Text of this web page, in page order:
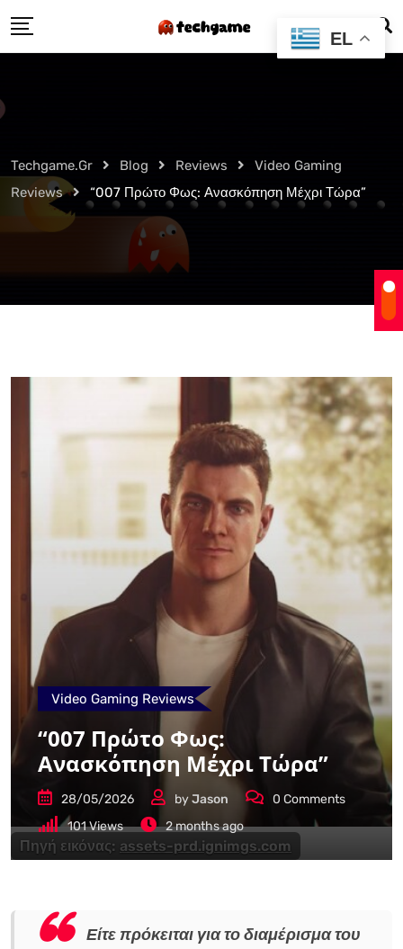
to
Techgame.gr Blog Reviews
Video Gaming
Reviews
“007 Πρώτο Φως: Ανασκόπηση Μέχρι Τώρα”
Πηγή εικόνας: assets-prd.ignimgs.com
Video Gaming Reviews
“007 Πρώτο Φως:
Ανασκόπηση Μέχρι Τώρα”
28/05/2026 byJason 0 Comments
101Views 2 months ago
Είτε πρόκειται για το διαμέρισμα του
EL